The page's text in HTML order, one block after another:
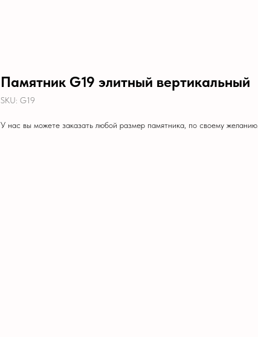
Памятник G19 элитный вертикальный
SKU: G19
У нас вы можете заказать любой размер памятника, по своему желанию.